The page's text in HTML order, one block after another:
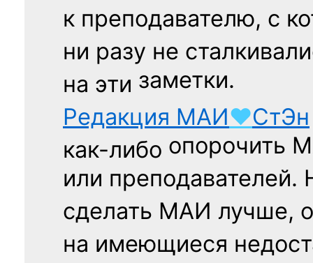
к преподавателю, с
ни разу не
на эти заметки.
Редакция МАИ♥СтЭн
как-либо опорочить
или
сделать МАИ лучше,
на имеющиеся